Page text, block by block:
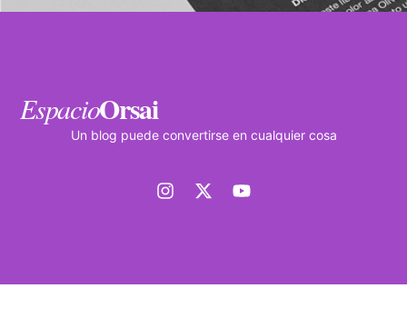
EspacioOrsai
Un blog puede convertirse en cualquier cosa